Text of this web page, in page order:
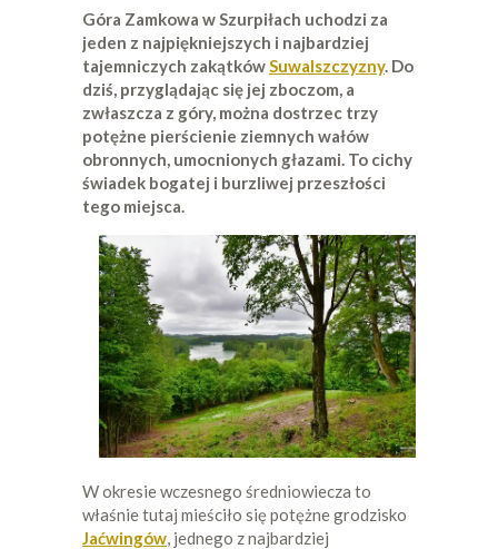
Góra Zamkowa w Szurpiłach uchodzi za
jeden z najpiękniejszych i najbardziej
tajemniczych zakątkówSuwalszczyzny. Do
dziś, przyglądając się jej zboczom, a
zwłaszcza z góry, można dostrzec trzy
potężne pierścienie ziemnych wałów
obronnych, umocnionych głazami. To cichy
świadek bogatej i burzliwej przeszłości
tego miejsca.
W okresie wczesnego średniowiecza to
właśnie tutaj mieściło się potężne grodzisko
Jaćwingów, jednego z najbardziej